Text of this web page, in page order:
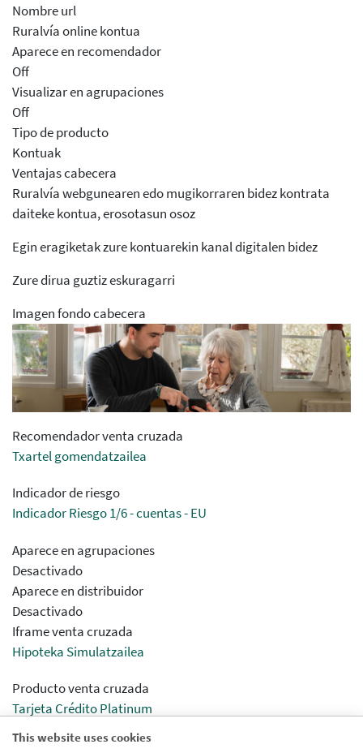
This website uses cookies
Nombre url
Ruralvía online kontua
Aparece en recomendador
Off
Visualizar en agrupaciones
Off
Tipo de producto
Kontuak
Ventajas cabecera
Ruralvía webgunearen edo mugikorraren bidez kontrata
daiteke kontua, erosotasun osoz
Egin eragiketak zure kontuarekin kanal digitalen bidez
Zure dirua guztiz eskuragarri
Imagen fondo cabecera
Recomendador venta cruzada
Txartel gomendatzailea
Indicador de riesgo
Indicador Riesgo 1/6 - cuentas - EU
Aparece en agrupaciones
Desactivado
Aparece en distribuidor
Desactivado
Iframe venta cruzada
Hipoteka Simulatzailea
Producto venta cruzada
Tarjeta Crédito Platinum
Errekarga Aurreordainketa Visa Txartela